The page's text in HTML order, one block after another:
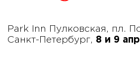
Park Inn Пулковская, пл.
Санкт-Петербург, 8 и 9